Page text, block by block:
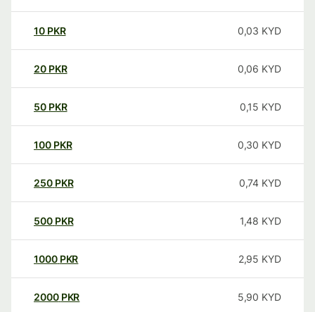
10 PKR 0,03 KYD
20 PKR 0,06 KYD
50 PKR 0,15 KYD
100 PKR 0,30 KYD
250 PKR 0,74 KYD
500 PKR 1,48 KYD
1000 PKR 2,95 KYD
2000 PKR 5,90 KYD